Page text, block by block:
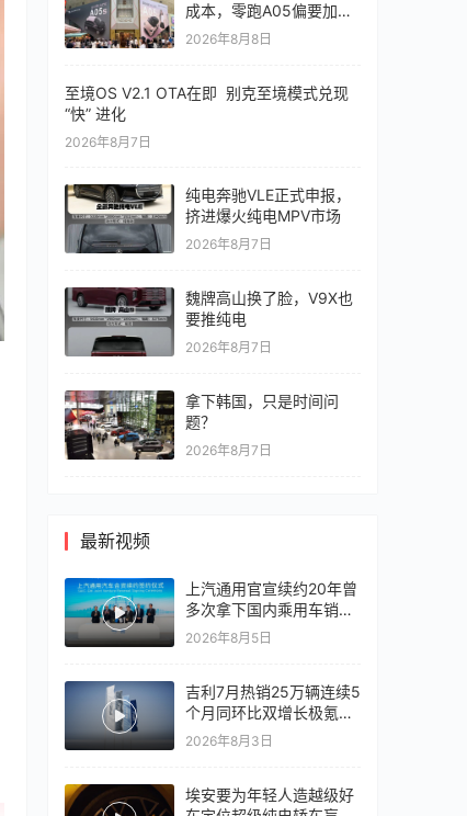
成本，零跑A05偏要加价
值
2026年8月8日
至境OS V2.1 OTA在即 别克至境模式兑现
“快” 进化
2026年8月7日
纯电奔驰VLE正式申报，
挤进爆火纯电MPV市场
2026年8月7日
魏牌高山换了脸，V9X也
要推纯电
2026年8月7日
拿下韩国，只是时间问
题？
2026年8月7日
最新视频
上汽通用官宣续约20年曾
多次拿下国内乘用车销冠
竞争激烈，上汽通用有信
2026年8月5日
吉利7月热销25万辆连续5
个月同环比双增长极氪销
量同比翻倍，出口再破10
2026年8月3日
埃安要为年轻人造越级好